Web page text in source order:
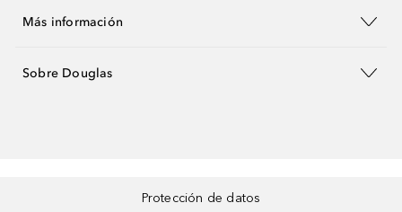
Más información
Sobre Douglas
Protección de datos